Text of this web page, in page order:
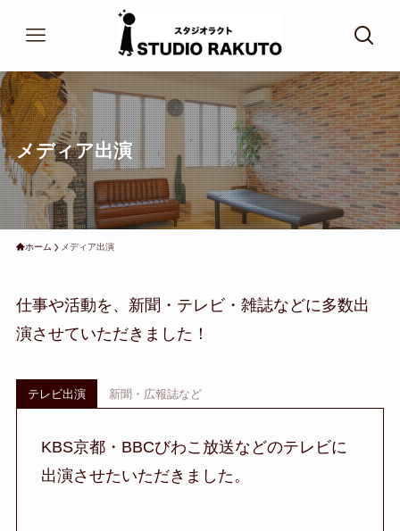
メディア出演
ホーム メディア出演
仕事や活動を、新聞・テレビ・雑誌などに多数出
演させていただきました！
テレビ出演 新聞・広報誌など
KBS京都・BBCびわこ放送などのテレビに
出演させたいただきました。